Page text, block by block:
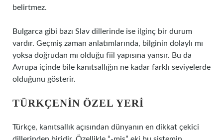
belirtmez.
Bulgarca gibi bazı Slav dillerinde ise ilginç bir durum
vardır. Geçmiş zaman anlatımlarında, bilginin dolaylı mı
yoksa doğrudan mı olduğu fiil yapısına yansır. Bu da
Avrupa içinde bile kanıtsallığın ne kadar farklı seviyelerde
olduğunu gösterir.
TÜRKÇENIN ÖZEL YERI
Türkçe, kanıtsallık açısından dünyanın en dikkat çekici